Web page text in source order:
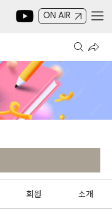
ON AIR
회원 소개